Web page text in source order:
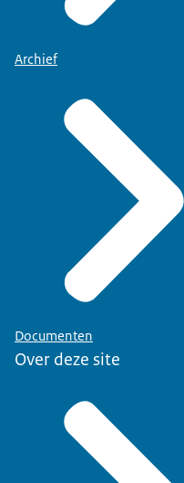
Archief
Documenten
Over deze site